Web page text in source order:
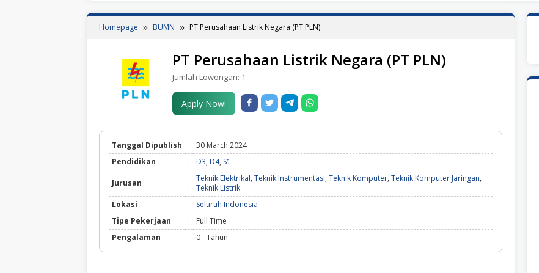
Homepage BUMN PT Perusahaan Listrik Negara (PT PLN)
PT Perusahaan Listrik Negara (PT PLN)
Jumlah Lowongan: 1
Apply Now!
Tanggal Dipublish :
30 March 2024
Pendidikan
: D3, D4, S1
Jurusan : Teknik Elektrikal, Teknik Instrumentasi, Teknik Komputer, Teknik Komputer Jaringan,
Teknik Listrik
Lokasi
:
Seluruh Indonesia
Tipe Pekerjaan
:
Full Time
Pengalaman
: 0 - Tahun